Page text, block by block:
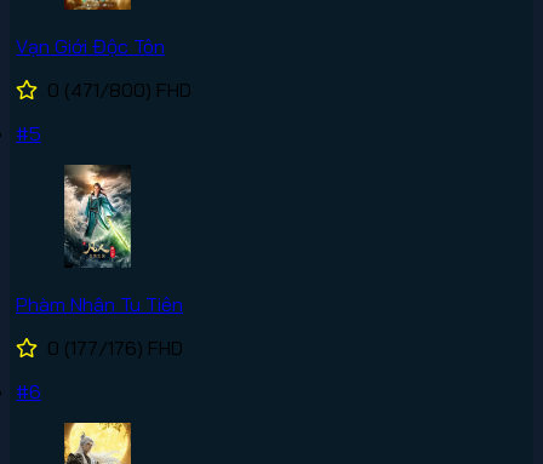
Vạn Giới Độc Tôn
0 (471/800) FHD
#5
Phàm Nhân Tu Tiên
0 (177/176) FHD
#6